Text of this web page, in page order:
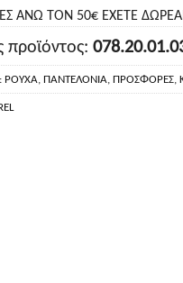
ΑΝΩ ΤΟΝ 50€ ΕΧΕΤΕ
προϊόντος:
ΡΟΥΧΑ ΠΑΝΤΕΛΟΝΙΑ ΠΡΟΣΦΟΡΕΣ